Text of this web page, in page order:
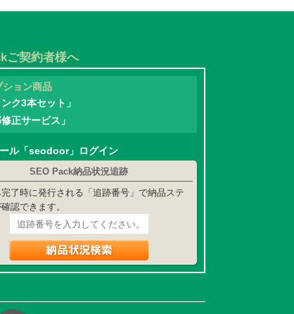
ご契約者様へ
ション商品
ンク3本セット」
修正サービス」
ル「seodoor」ログイン
SEO Pack納品状況追跡
了時に発行される「追跡番号」で納品ステ
認できます。